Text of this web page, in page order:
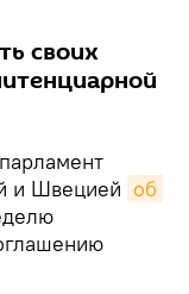
своих
и Швецией об